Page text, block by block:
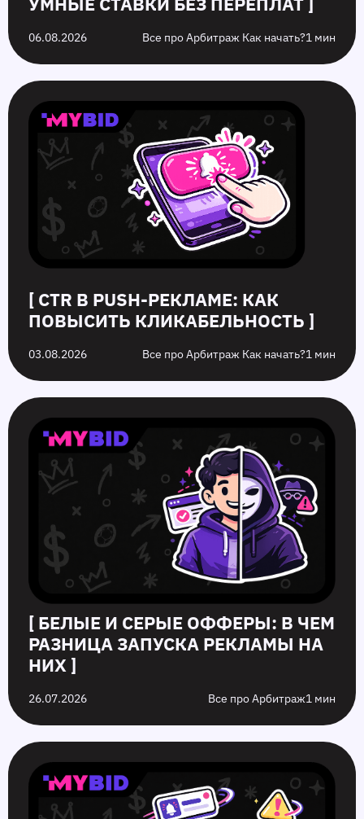
06.08.2026 Все про Арбитраж Как начать?1 мин
[ CTR В PUSH-РЕКЛАМЕ: КАК
ПОВЫСИТЬ КЛИКАБЕЛЬНОСТЬ ]
03.08.2026 Все про Арбитраж Как начать?1 мин
[ БЕЛЫЕ И СЕРЫЕ ОФФЕРЫ: В ЧЕМ
РАЗНИЦА ЗАПУСКА РЕКЛАМЫ НА
НИХ ]
26.07.2026 Все про Арбитраж1 мин